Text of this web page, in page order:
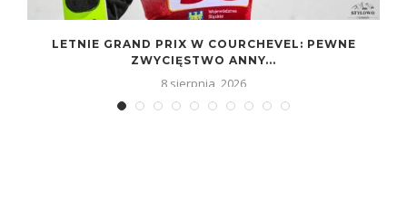
LETNIE GRAND PRIX W COURCHEVEL: PEWNE
ZWYCIĘSTWO ANNY...
8 sierpnia, 2026